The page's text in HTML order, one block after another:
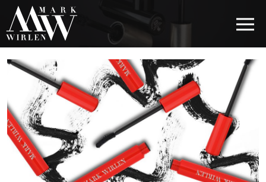
EUR
BEST SELLERS
КОСМЕТИКА ДЛЯ ВОЛОССЯ
КОСМЕТИКА ДЛЯ ОЧЕЙ